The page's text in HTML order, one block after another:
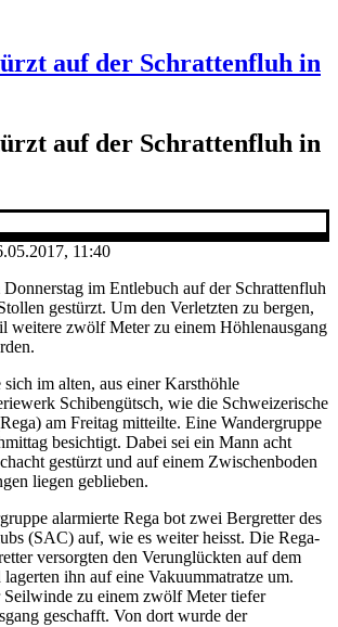
auf der Schrattenfluh in
auf der Schrattenfluh in
11:40
im Entlebuch auf der Schrattenfluh
gestürzt. Um den Verletzten zu bergen,
weitere zwölf Meter zu einem Höhlenausgang
im alten, aus einer Karsthöhle
Schibengütsch, wie die Schweizerische
am Freitag mitteilte. Eine Wandergruppe
besichtigt. Dabei sei ein Mann acht
gestürzt und auf einem Zwischenboden
liegen geblieben.
alarmierte Rega bot zwei Bergretter des
(SAC) auf, wie es weiter heisst. Die Rega-
versorgten den Verunglückten auf dem
ihn auf eine Vakuummatratze um.
zu einem zwölf Meter tiefer
geschafft. Von dort wurde der